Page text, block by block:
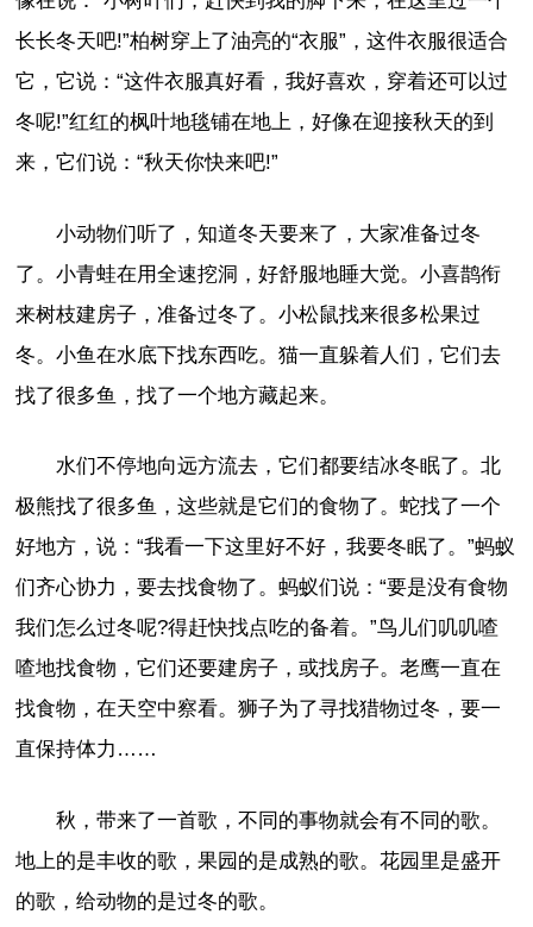
长长冬天吧!”柏树穿上了油亮的“衣服”，这件衣服很适合
它，它说：“这件衣服真好看，我好喜欢，穿着还可以过
冬呢!”红红的枫叶地毯铺在地上，好像在迎接秋天的到
来，它们说：“秋天你快来吧!”
小动物们听了，知道冬天要来了，大家准备过冬
了。小青蛙在用全速挖洞，好舒服地睡大觉。小喜鹊衔
来树枝建房子，准备过冬了。小松鼠找来很多松果过
冬。小鱼在水底下找东西吃。猫一直躲着人们，它们去
找了很多鱼，找了一个地方藏起来。
水们不停地向远方流去，它们都要结冰冬眠了。北
极熊找了很多鱼，这些就是它们的食物了。蛇找了一个
好地方，说：“我看一下这里好不好，我要冬眠了。”蚂蚁
们齐心协力，要去找食物了。蚂蚁们说：“要是没有食物
我们怎么过冬呢?得赶快找点吃的备着。”鸟儿们叽叽喳
喳地找食物，它们还要建房子，或找房子。老鹰一直在
找食物，在天空中察看。狮子为了寻找猎物过冬，要一
直保持体力……
秋，带来了一首歌，不同的事物就会有不同的歌。
地上的是丰收的歌，果园的是成熟的歌。花园里是盛开
的歌，给动物的是过冬的歌。